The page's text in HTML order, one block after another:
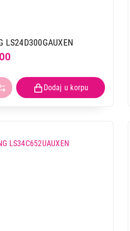
LS24D300GAUXEN